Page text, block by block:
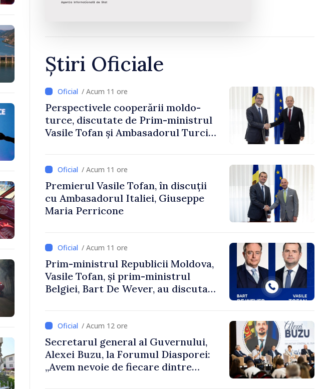
Știri Oficiale
/ Acum 11 ore
Perspectivele cooperării moldo-
turce, discutate de Prim-ministrul
Vasile Tofan și Ambasadorul Turciei,
/ Acum 11 ore
Premierul Vasile Tofan, în discuții
cu Ambasadorul Italiei, Giuseppe
Maria Perricone
/ Acum 11 ore
Prim-ministrul Republicii Moldova,
Vasile Tofan, și prim-ministrul
Belgiei, Bart De Wever, au discutat
/ Acum 12 ore
Secretarul general al Guvernului,
Alexei Buzu, la Forumul Diasporei:
„Avem nevoie de fiecare dintre